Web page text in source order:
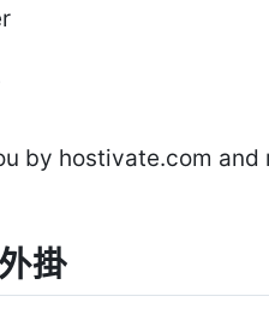
by hostivate.com and
掛